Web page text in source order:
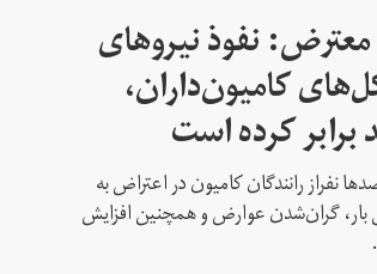
نفوذ نیروهای
کامیون‌داران،
کرده است
نفراز رانندگان کامیون در اعتراض به
بار،‌ گران‌شدن عوارض و همچنین افزایش